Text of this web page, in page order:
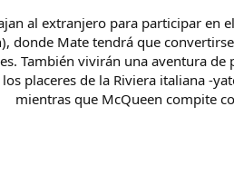
al extranjero para participar
donde Mate tendrá que
También vivirán una aventura
placeres de la Riviera italiana -
mientras que McQueen compite